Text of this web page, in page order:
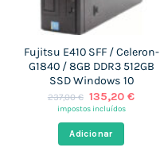
Fujitsu E410 SFF / Celeron-
G1840 / 8GB DDR3 512GB
SSD Windows 10
237,00€ O
preço
era:
237,00 €.
135,20€O
impostos incluídos
Adicionar